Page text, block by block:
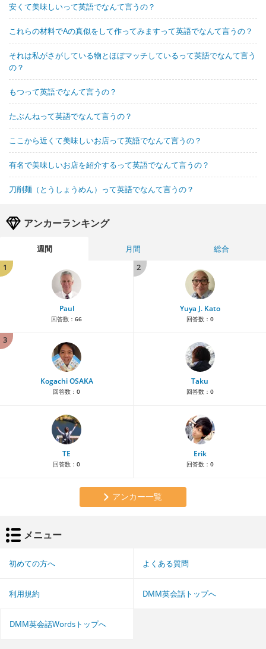
安くて美味しいって英語でなんて言うの？
これらの材料でAの真似をして作ってみますって英語でなんて言うの？
それは私がさがしている物とほぼマッチしているって英語でなんて言う
の？
もつって英語でなんて言うの？
たぶんねって英語でなんて言うの？
ここから近くて美味しいお店って英語でなんて言うの？
有名で美味しいお店を紹介するって英語でなんて言うの？
刀削麺（とうしょうめん）って英語でなんて言うの？
アンカーランキング
週間 月間
総合
1
Paul
回答数： 66
2
Yuya J. Kato
回答数： 0
3
Kogachi OSAKA
回答数： 0
Taku
回答数： 0
TE
回答数： 0
Erik
回答数： 0
アンカー一覧
メニュー
初めての方へ よくある質問
利用規約 DMM英会話トップへ
DMM英会話Wordsトップへ